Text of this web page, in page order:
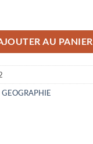
3,00€.
AU PANIER
GEOGRAPHIE